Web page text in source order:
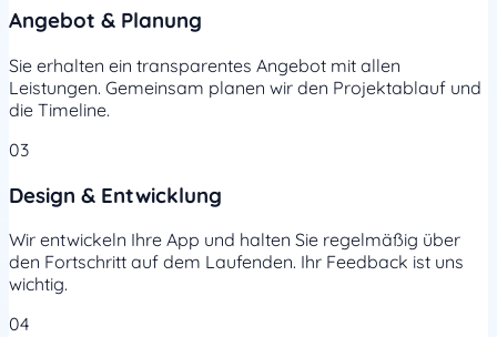
Angebot & Planung
Sie erhalten ein transparentes Angebot mit allen
Leistungen. Gemeinsam planen wir den Projektablauf und
die Timeline.
03
Design & Entwicklung
Wir entwickeln Ihre App und halten Sie regelmäßig über
den Fortschritt auf dem Laufenden. Ihr Feedback ist uns
wichtig.
04